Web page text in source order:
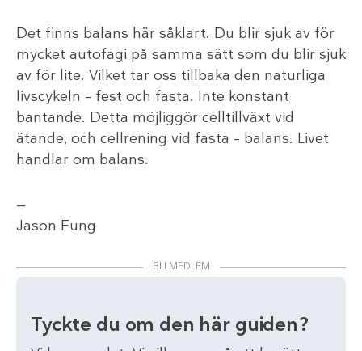
Det finns balans här såklart. Du blir sjuk av för
mycket autofagi på samma sätt som du blir sjuk
av för lite. Vilket tar oss tillbaka den naturliga
livscykeln – fest och fasta. Inte konstant
bantande. Detta möjliggör celltillväxt vid
ätande, och cellrening vid fasta – balans. Livet
handlar om balans.
—
Jason Fung
BLI MEDLEM
Tyckte du om den här guiden?